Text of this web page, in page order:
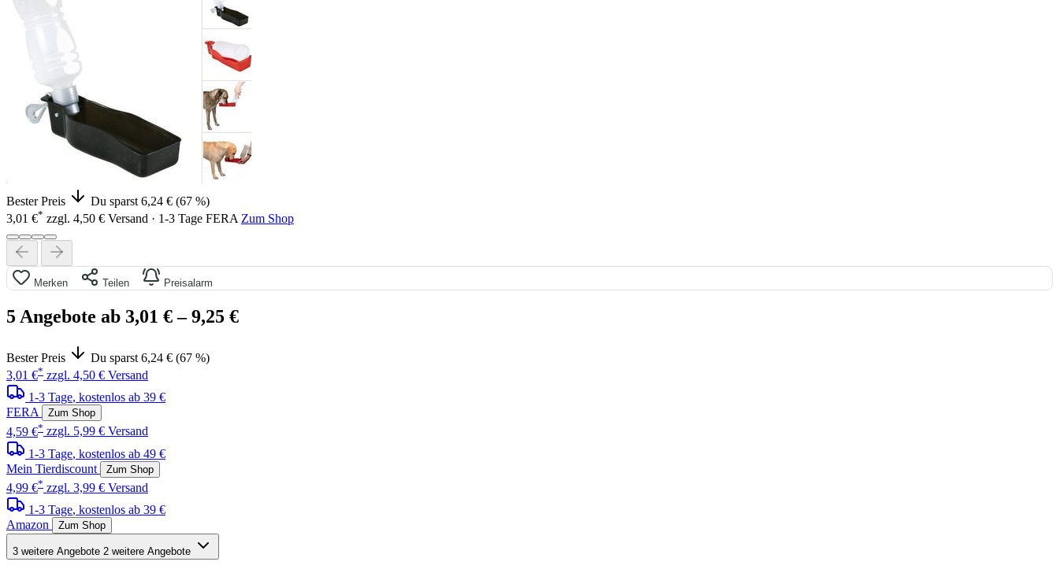
Bester Preis
Du sparst 6,24 € (67 %)
3,01 €* zzgl. 4,50 € Versand · 1-3 Tage FERA Zum Shop
Merken Teilen Preisalarm
5 Angebote ab 3,01 €– 9,25 €
Bester Preis
Du sparst 6,24 € (67 %)
3,01 €* zzgl. 4,50 € Versand
1-3 Tage, kostenlos ab 39 €
FERA
Zum Shop
4,59 €* zzgl. 5,99 € Versand
1-3 Tage, kostenlos ab 49 €
Mein Tierdiscount
Zum Shop
4,99 €* zzgl. 3,99 € Versand
1-3 Tage, kostenlos ab 39 €
Amazon
Zum Shop
3 weitere Angebote 2 weitere Angebote